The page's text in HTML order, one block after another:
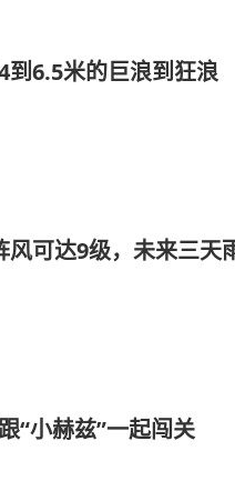
到6.5米的巨浪到狂浪
风可达9级，未来三天
“小赫兹”一起闯关